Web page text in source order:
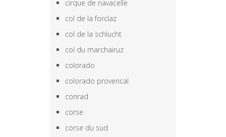
cirque de navacelle
col de la forclaz
col de la schlucht
col du marchairuz
colorado
colorado provencal
conrad
corse
corse du sud